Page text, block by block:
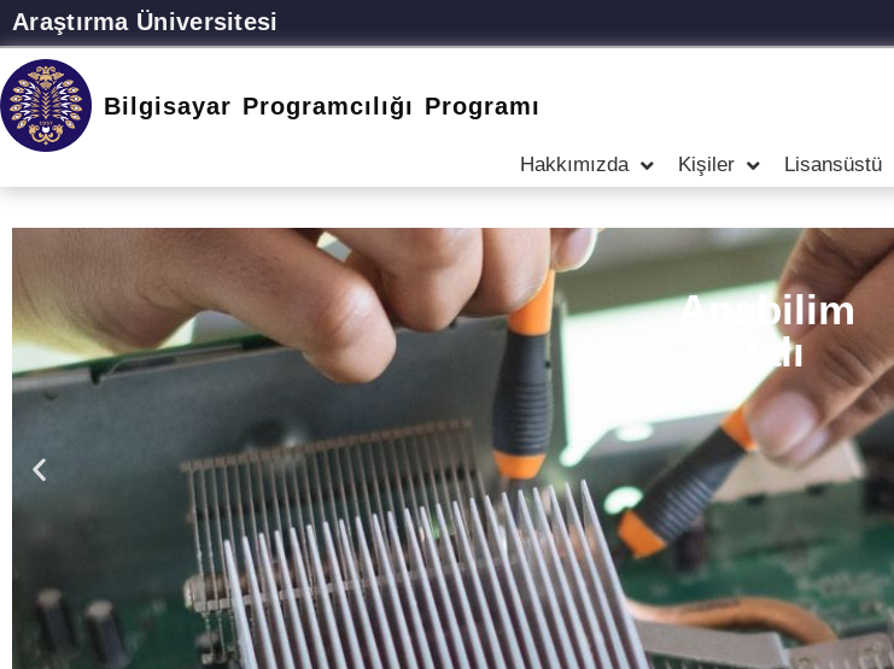
Araştırma Üniversitesi
Bilgisayar Programcılığı Programı
Hakkımızda Kişiler Lisansüstü
Anabilim
Dalı